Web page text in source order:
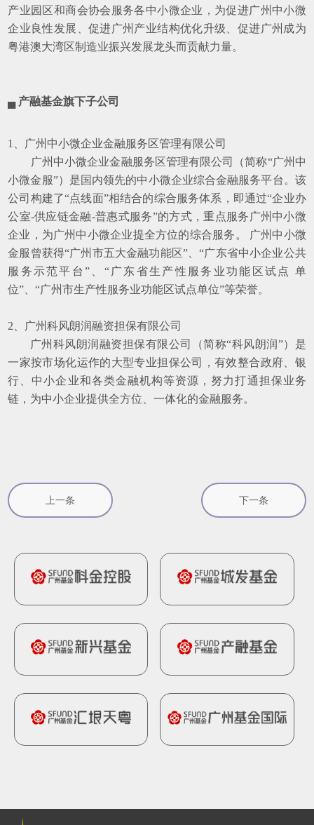
产业园区和商会协会服务各中小微企业，为促进广州中小微
企业良性发展、促进广州产业结构优化升级、促进广州成为
粤港澳大湾区制造业振兴发展龙头而贡献力量。
▄ 产融基金旗下子公司
1、广州中小微企业金融服务区管理有限公司
广州中小微企业金融服务区管理有限公司（简称“广州中
小微金服”）是国内领先的中小微企业综合金融服务平台。该
公司构建了“点线面”相结合的综合服务体系，即通过“企业办
公室-供应链金融-普惠式服务”的方式，重点服务广州中小微
企业，为广州中小微企业提全方位的综合服务。 广州中小微
金服曾获得“广州市五大金融功能区”、“广东省中小企业公共
服务示范平台”、“广东省生产性服务业功能区试点 单
位”、“广州市生产性服务业功能区试点单位”等荣誉。
2、广州科风朗润融资担保有限公司
广州科风朗润融资担保有限公司（简称“科风朗润”）是
一家按市场化运作的大型专业担保公司，有效整合政府、银
行、中小企业和各类金融机构等资源，努力打通担保业务
链，为中小企业提供全方位、一体化的金融服务。
上一条 下一条